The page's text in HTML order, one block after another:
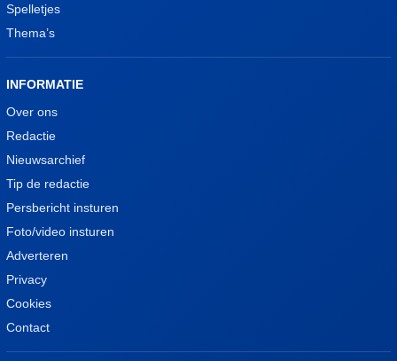
Spelletjes
Thema’s
INFORMATIE
Over ons
Redactie
Nieuwsarchief
Tip de redactie
Persbericht insturen
Foto/video insturen
Adverteren
Privacy
Cookies
Contact